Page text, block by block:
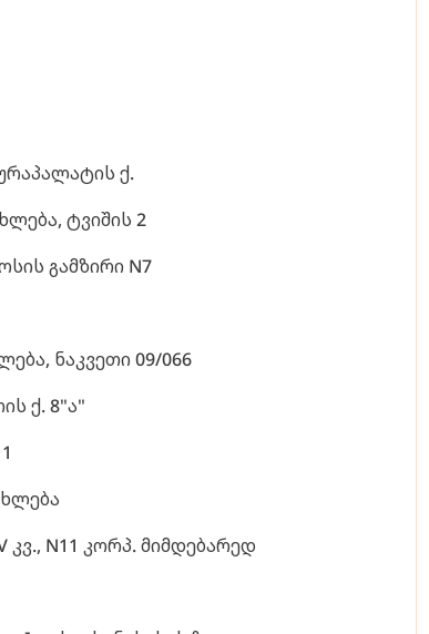
ქ.
ტვიშის 2
გამზირი N7
ნაკვეთი 09/066
ქ. 8"ა"
კვ., N11 კორპ. მიმდებარედ